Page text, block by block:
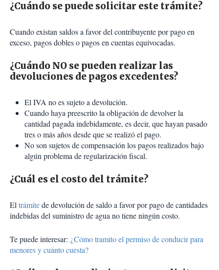
¿Cuándo se puede solicitar este trámite?
Cuando existan saldos a favor del contribuyente por pago en
exceso, pagos dobles o pagos en cuentas equivocadas.
¿Cuándo NO se pueden realizar las
devoluciones de pagos excedentes?
El IVA no es sujeto a devolución.
Cuando haya preescrito la obligación de devolver la
cantidad pagada indebidamente, es decir, que hayan pasado
tres o más años desde que se realizó el pago.
No son sujetos de compensación los pagos realizados bajo
algún problema de regularización fiscal.
¿Cuál es el costo del trámite?
Eltrámitede devolución de saldo a favor por pago de cantidades
indebidas del suministro de agua no tiene ningún costo.
Te puede interesar: ¿Cómo tramito el permiso de conducir para
menores y cuánto cuesta?